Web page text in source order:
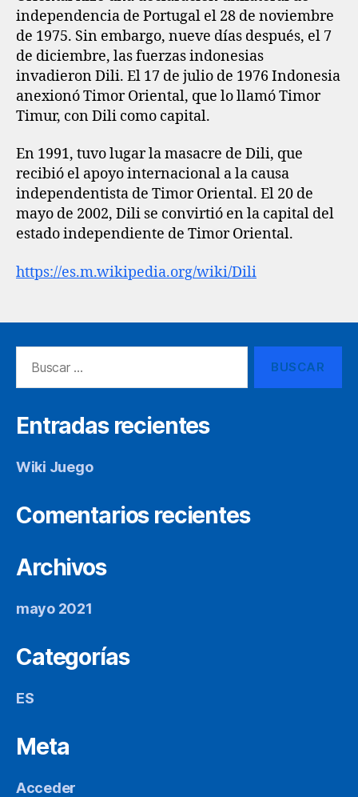
independencia de Portugal el 28 de noviembre
de 1975. Sin embargo, nueve días después, el 7
de diciembre, las fuerzas indonesias
invadieron Dili. El 17 de julio de 1976 Indonesia
anexionó Timor Oriental, que lo llamó Timor
Timur, con Dili como capital.
En 1991, tuvo lugar la masacre de Dili, que
recibió el apoyo internacional a la causa
independentista de Timor Oriental. El 20 de
mayo de 2002, Dili se convirtió en la capital del
estado independiente de Timor Oriental.
https://es.m.wikipedia.org/wiki/Dili
Entradas recientes
Wiki Juego
Comentarios recientes
Archivos
mayo 2021
Categorías
ES
Meta
Acceder